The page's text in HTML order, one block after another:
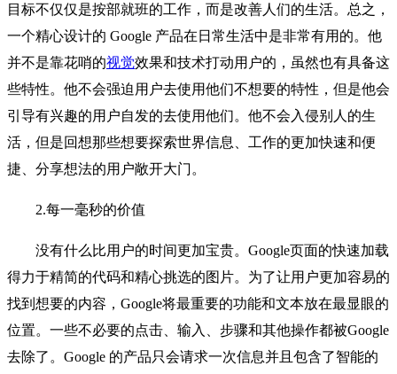
目标不仅仅是按部就班的工作，而是改善人们的生活。总之，
一个精心设计的 Google 产品在日常生活中是非常有用的。他
并不是靠花哨的视觉效果和技术打动用户的，虽然也有具备这
些特性。他不会强迫用户去使用他们不想要的特性，但是他会
引导有兴趣的用户自发的去使用他们。他不会入侵别人的生
活，但是回想那些想要探索世界信息、工作的更加快速和便
捷、分享想法的用户敞开大门。
2.每一毫秒的价值
没有什么比用户的时间更加宝贵。Google页面的快速加载
得力于精简的代码和精心挑选的图片。为了让用户更加容易的
找到想要的内容，Google将最重要的功能和文本放在最显眼的
位置。一些不必要的点击、输入、步骤和其他操作都被Google
去除了。Google 的产品只会请求一次信息并且包含了智能的